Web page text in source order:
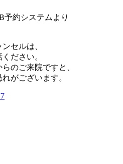
予約システムより
セルは、
ださい。
のご来院ですと、
がございます。